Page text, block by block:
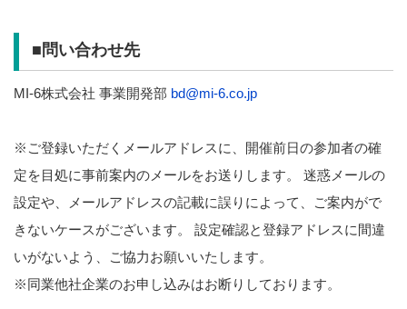
■問い合わせ先
MI-6株式会社 事業開発部 bd@mi-6.co.jp
※ご登録いただくメールアドレスに、開催前日の参加者の確
定を目処に事前案内のメールをお送りします。 迷惑メールの
設定や、メールアドレスの記載に誤りによって、ご案内がで
きないケースがございます。 設定確認と登録アドレスに間違
いがないよう、ご協力お願いいたします。
※同業他社企業のお申し込みはお断りしております。